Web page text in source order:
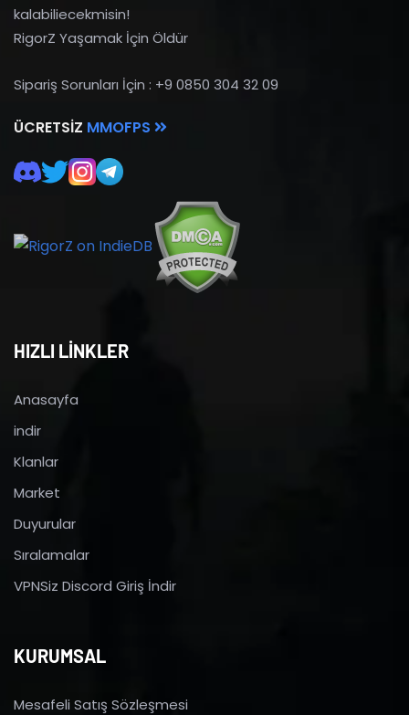
kalabiliecekmisin!
RigorZ Yaşamak İçin Öldür
Sipariş Sorunları İçin : +9 0850 304 32 09
ÜCRETSIZ MMOFPS
HIZLI LİNKLER
Anasayfa
indir
Klanlar
Market
Duyurular
Sıralamalar
VPNSiz Discord Giriş İndir
KURUMSAL
Mesafeli Satış Sözleşmesi